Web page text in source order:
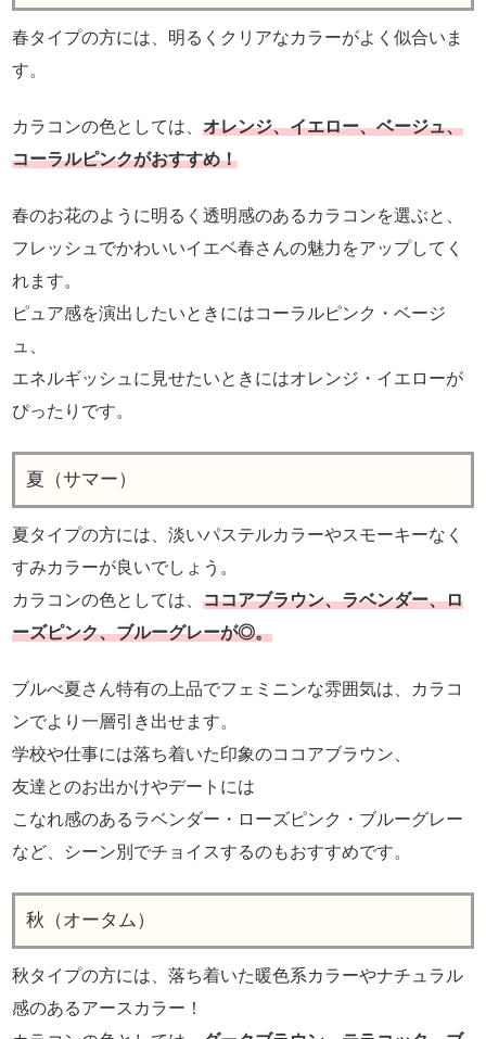
春タイプの方には、明るくクリアなカラーがよく似合いま
す。
カラコンの色としては、 オレンジ、イエロー、ベージュ、
コーラルピンクがおすすめ！
春のお花のように明るく透明感のあるカラコンを選ぶと、
フレッシュでかわいいイエベ春さんの魅力をアップしてく
れます。
ピュア感を演出したいときにはコーラルピンク・ベージ
ュ、
エネルギッシュに見せたいときにはオレンジ・イエローが
ぴったりです。
夏（サマー）
夏タイプの方には、淡いパステルカラーやスモーキーなく
すみカラーが良いでしょう。
カラコンの色としては、 ココアブラウン、ラベンダー、ロ
ーズピンク、ブルーグレーが◎。
ブルべ夏さん特有の上品でフェミニンな雰囲気は、カラコ
ンでより一層引き出せます。
学校や仕事には落ち着いた印象のココアブラウン、
友達とのお出かけやデートには
こなれ感のあるラベンダー・ローズピンク・ブルーグレー
など、シーン別でチョイスするのもおすすめです。
秋（オータム）
秋タイプの方には、落ち着いた暖色系カラーやナチュラル
感のあるアースカラー！